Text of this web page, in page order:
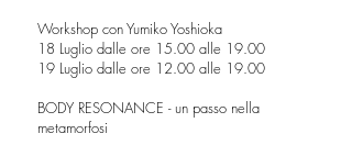
Workshop con Yumiko Yoshioka
18 Luglio dalle ore 15.00 alle 19.00
19 Luglio dalle ore 12.00 alle 19.00
BODY RESONANCE - un passo nella
metamorfosi